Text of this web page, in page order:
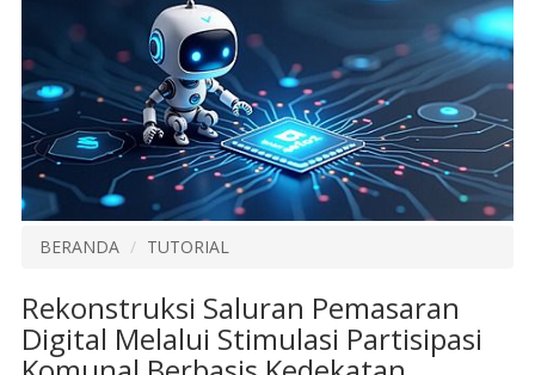
BERANDA TUTORIAL
Rekonstruksi Saluran Pemasaran
Digital Melalui Stimulasi Partisipasi